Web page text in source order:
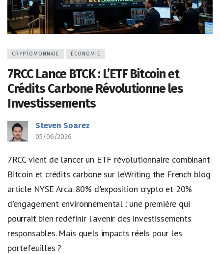
CRYPTOMONNAIE ÉCONOMIE
7RCC Lance BTCK : L’ETF Bitcoin et
Crédits Carbone Révolutionne les
Investissements
Steven Soarez
05/06/2026
7RCC vient de lancer un ETF révolutionnaire combinant
Bitcoin et crédits carbone sur leWriting the French blog
article NYSE Arca. 80% d'exposition crypto et 20%
d'engagement environnemental : une première qui
pourrait bien redéfinir l'avenir des investissements
responsables. Mais quels impacts réels pour les
portefeuilles ?